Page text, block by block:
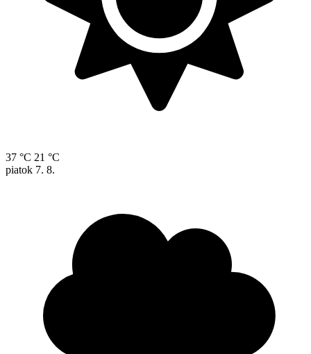
37 °C 21 °C
piatok 7. 8.